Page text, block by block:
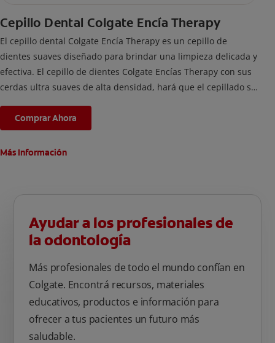
Cepillo Dental Colgate Encía Therapy
El cepillo dental Colgate Encía Therapy es un cepillo de
dientes suaves diseñado para brindar una limpieza delicada y
efectiva. El cepillo de dientes Colgate Encías Therapy con sus
cerdas ultra suaves de alta densidad, hará que el cepillado se
cónicas y cuentan con una punta fina para una limpieza
superior en la línea de la encía. La cabeza del cepillo es
compacta para un mayor alcance dentro de la boca, en
Comprar Ahora
Más Información
Ayudar a los profesionales de
la odontología
Más profesionales de todo el mundo confían en
Colgate. Encontrá recursos, materiales
educativos, productos e información para
ofrecer a tus pacientes un futuro más
saludable.